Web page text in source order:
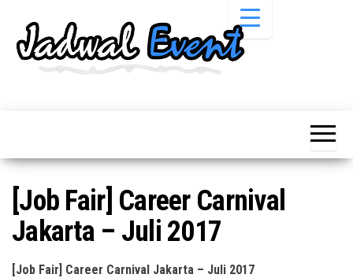
Pameran,
Acara &
Promo
Terbaru
Pameran,
Bazaar,
Workshop,
Job Fair,
Lomba dll.
[Job Fair] Career Carnival
Jakarta – Juli 2017
[Job Fair] Career Carnival Jakarta – Juli 2017